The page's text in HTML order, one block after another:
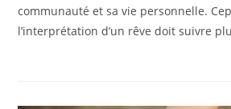
communauté et sa vie personnelle.
l’interprétation d’un rêve doit suivre